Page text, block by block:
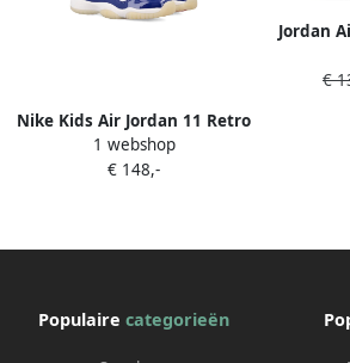
Nike Kids Air Jordan 11 Retro
leren sneakers Wit
1 webshop
€ 148,-
Jordan
Black
€
Populaire categorieën